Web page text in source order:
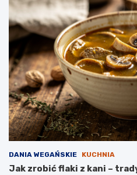
DANIA WEGAŃSKIE KUCHNIA
Jak zrobić flaki z kani –